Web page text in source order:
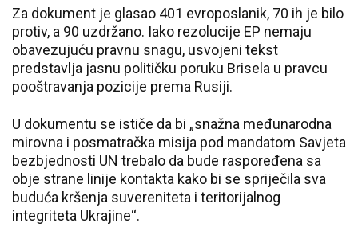
Za dokument je glasao 401 evroposlanik, 70 ih je bilo
protiv, a 90 uzdržano. Iako rezolucije EP nemaju
obavezujuću pravnu snagu, usvojeni tekst
predstavlja jasnu političku poruku Brisela u pravcu
pooštravanja pozicije prema Rusiji.
U dokumentu se ističe da bi „snažna međunarodna
mirovna i posmatračka misija pod mandatom Savjeta
bezbjednosti UN trebalo da bude raspoređena sa
obje strane linije kontakta kako bi se spriječila sva
buduća kršenja suvereniteta i teritorijalnog
integriteta Ukrajine“.